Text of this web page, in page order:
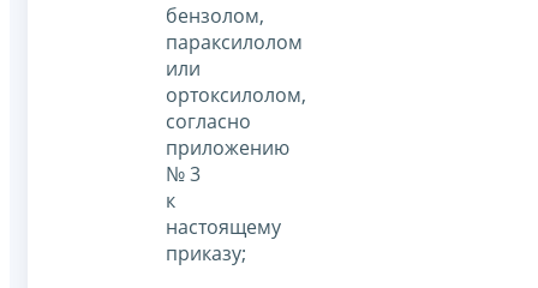
бензолом,
параксилолом
или
ортоксилолом,
согласно
приложению
№ 3
к
настоящему
приказу;